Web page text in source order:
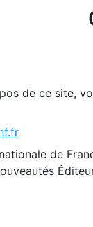
de ce site,
de